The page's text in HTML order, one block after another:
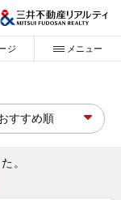
ジ メニュー
。